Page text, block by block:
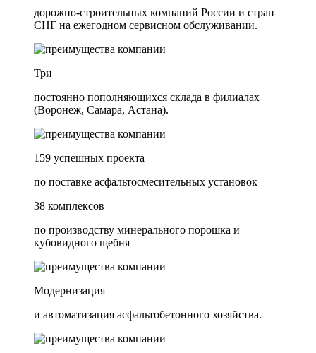
дорожно-строительных компаний России и стран
СНГ на ежегодном сервисном обслуживании.
Три
постоянно пополняющихся склада в филиалах
(Воронеж, Самара, Астана).
159 успешных проекта
по поставке асфальтосмесительных установок
38 комплексов
по производству минерального порошка и
кубовидного щебня
Модернизация
и автоматизация асфальтобетонного хозяйства.